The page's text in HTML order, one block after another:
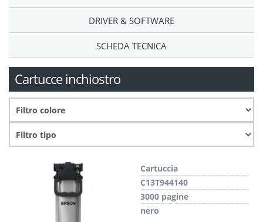
DRIVER & SOFTWARE
SCHEDA TECNICA
Cartucce inchiostro
Cartuccia
C13T944140
3000 pagine
nero